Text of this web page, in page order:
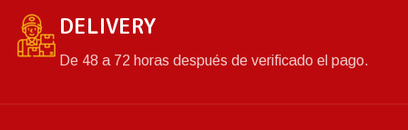
DELIVERY
De 48 a 72 horas después de verificado el pago.